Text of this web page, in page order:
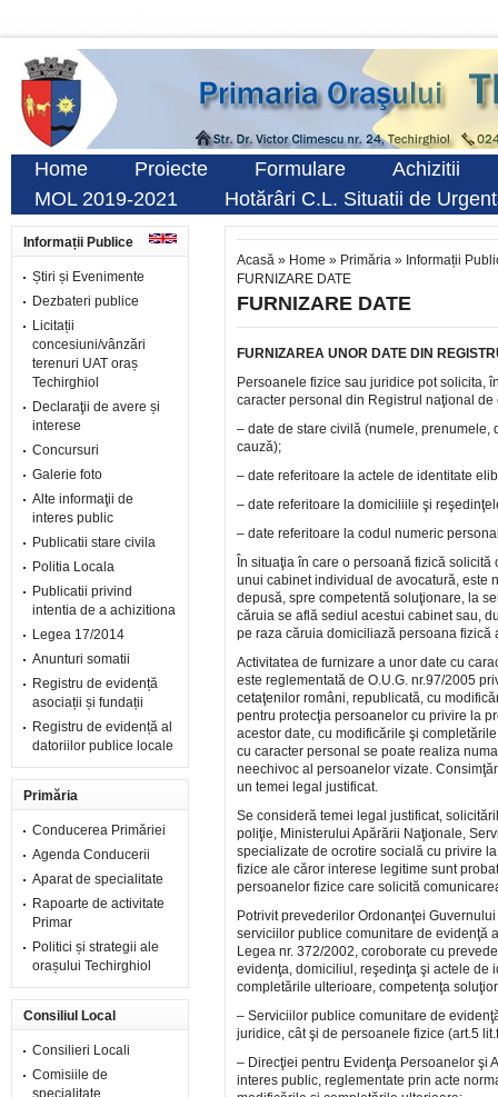
Home Proiecte Formulare
Achizitii
MOL 2019-2021
Hotărâri C.L. Situatii de
Informații Publice
Știri și Evenimente
Dezbateri publice
Licitații
concesiuni/vânzări
terenuri UAT oraș
Techirghiol
Declaraţii de avere și
interese
Concursuri
Galerie foto
Alte informaţii de
interes public
Publicatii stare civila
Politia Locala
Publicatii privind
intentia de a achizitiona
Legea 17/2014
Anunturi somatii
Registru de evidență
asociații și fundații
Registru de evidență al
datoriilor publice locale
Primăria
Conducerea Primăriei
Agenda Conducerii
Aparat de specialitate
Rapoarte de activitate
Primar
Politici și strategii ale
orașului Techirghiol
Consiliul Local
Consilieri Locali
Comisiile de
specialitate
Acasă » Home » Primăria » Informații
FURNIZARE DATE
FURNIZARE DATE
FURNIZAREA UNOR DATE DIN
Persoanele fizice sau juridice pot solicita,
caracter personal din Registrul naţional
– date de stare civilă (numele,
cauză);
– date referitoare la actele de identitate
– date referitoare la domiciliile şi
– date referitoare la codul numeric
În situaţia în care o persoană fizică
unui cabinet individual de avocatură, este
depusă, spre competentă soluţionare, la
căruia se află sediul acestui cabinet sau,
pe raza căruia domiciliază persoana fizică
Activitatea de furnizare a unor date cu
este reglementată de O.U.G. nr.97/2005
cetaţenilor români, republicată, cu
pentru protecţia persoanelor cu privire la
acestor date, cu modificările şi
cu caracter personal se poate realiza
neechivoc al persoanelor vizate.
un temei legal justificat.
Se consideră temei legal justificat,
poliţie, Ministerului Apărării Naţionale,
specializate de ocrotire socială cu privire
fizice ale căror interese legitime sunt
persoanelor fizice care solicită
Potrivit prevederilor Ordonanţei
serviciilor publice comunitare de evidenţă
Legea nr. 372/2002, coroborate cu
evidenţa, domiciliul, reşedinţa şi actele de
completările ulterioare, competenţa
– Serviciilor publice comunitare de
juridice, cât şi de persoanele fizice (art.5
– Direcţiei pentru Evidenţa Persoanelor şi
interes public, reglementate prin acte